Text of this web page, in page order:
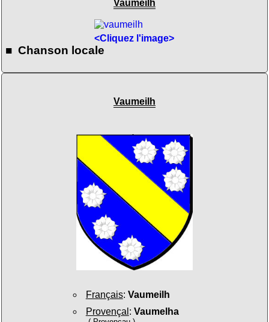
Vaumeilh
<Cliquez l'image>
■ Chanson locale
Vaumeilh
Français: Vaumeilh
Provençal : Vaumelha